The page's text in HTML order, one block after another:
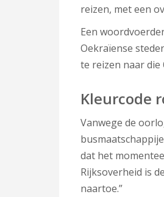
reizen, met een
Een
Oekraïense
te reizen naar die
Kleurcode
Vanwege de
dat het
Rijksoverheid is
naartoe.”